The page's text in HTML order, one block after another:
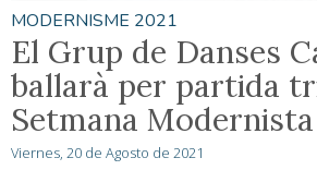
MODERNISME 2021
El Grup de Danses
ballarà per partida
Setmana Modernista
Viernes, 20 de Agosto de 2021